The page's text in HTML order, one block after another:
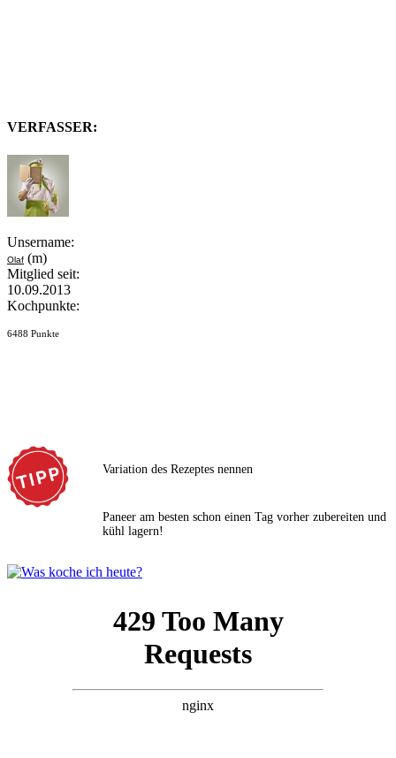
VERFASSER:
Unsername:
Olaf (m)
Mitglied seit:
10.09.2013
Kochpunkte:
6488 Punkte
Variation des Rezeptes nennen
Paneer am besten schon einen Tag vorher zubereiten und
kühl lagern!